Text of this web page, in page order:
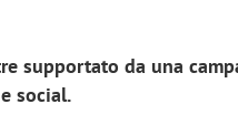
supportato da una
social.